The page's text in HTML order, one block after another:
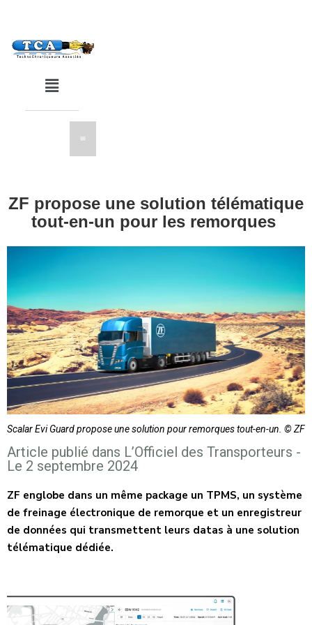
ZF propose une solution télématique
tout-en-un pour les remorques
Scalar Evi Guard propose une solution pour remorques tout-en-un. © ZF
Article publié dans L’Officiel des Transporteurs -
Le 2 septembre 2024
ZF englobe dans un même package un TPMS, un système
de freinage électronique de remorque et un enregistreur
de données qui transmettent leurs datas à une solution
télématique dédiée.